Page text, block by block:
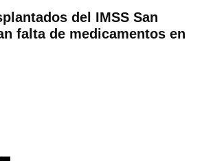
del IMSS San
falta de medicamentos en